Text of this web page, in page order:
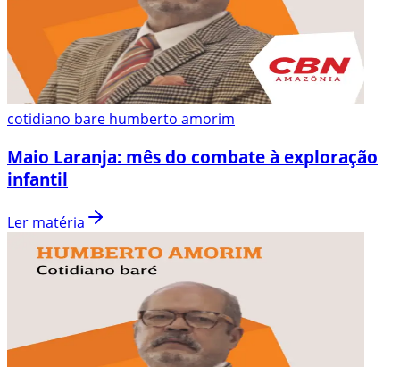
cotidiano bare humberto amorim
Maio Laranja: mês do combate à exploração
infantil
Ler matéria